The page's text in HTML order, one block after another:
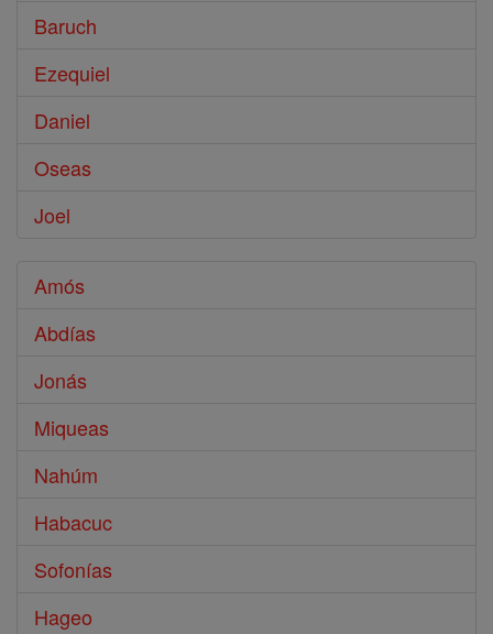
Baruch
Ezequiel
Daniel
Oseas
Joel
Amós
Abdías
Jonás
Miqueas
Nahúm
Habacuc
Sofonías
Hageo